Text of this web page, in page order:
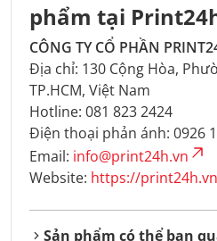
phẩm tại
CÔNG TY CỔ PHẦN
Địa chỉ: 130 Cộng Hòa,
TP.HCM, Việt Nam
Hotline: 081 823 2424
Điện thoại phản ánh: 0926
Email: info@print24h.vn
Website: https://print24h.vn
Sản phẩm có thể bạn